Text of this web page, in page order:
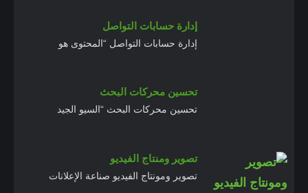
إدارة حسابات التواصل
إدارة حسابات التواصل “المحتوى هو
تحسين محركات البحث
تحسين محركات البحث “السيو الجيد
تصوير ومنتاج الفيديو
تصوير ومونتاج الفيديو صناعة الإعلانات